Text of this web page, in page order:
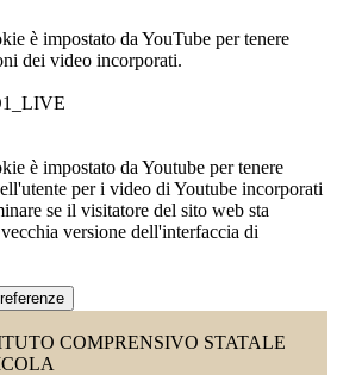
è impostato da YouTube per tenere
dei video incorporati.
è impostato da Youtube per tenere
per i video di Youtube incorporati
se il visitatore del sito web sta
versione dell'interfaccia di
COMPRENSIVO STATALE